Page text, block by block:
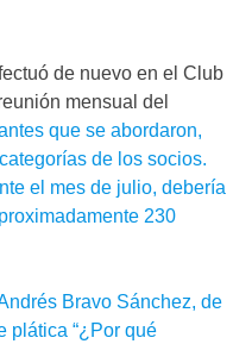
de nuevo en el Club
mensual del
que se abordaron,
de los socios.
el mes de julio, debería
230
Bravo Sánchez, de
plática “¿Por qué